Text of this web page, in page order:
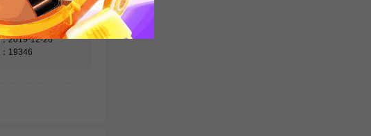
国医学博士外语统
试真题
2019-12-26
19346